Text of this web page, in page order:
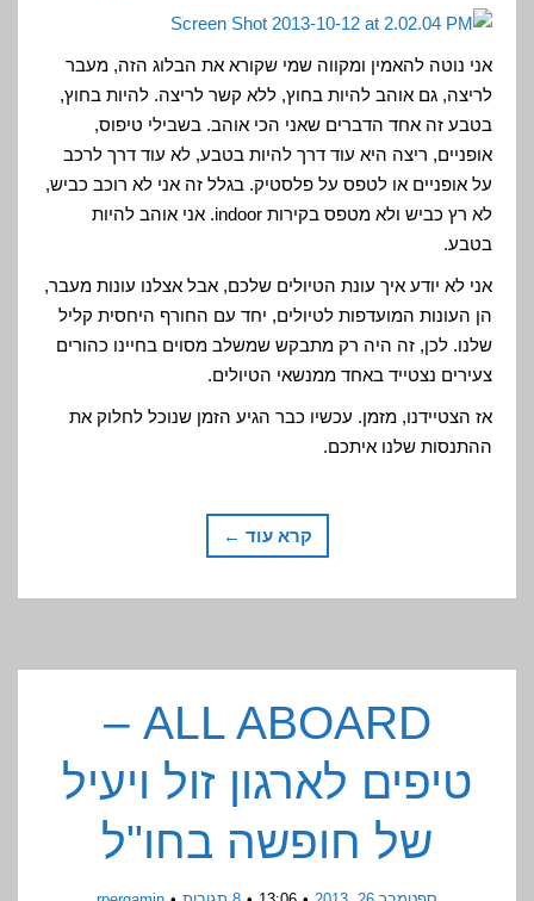
אני נוטה להאמין ומקווה שמי שקורא את הבלוג הזה, מעבר
לריצה, גם אוהב להיות בחוץ, ללא קשר לריצה. להיות בחוץ,
בטבע זה אחד הדברים שאני הכי אוהב. בשבילי טיפוס,
אופניים, ריצה היא עוד דרך להיות בטבע, לא עוד דרך לרכב
על אופניים או לטפס על פלסטיק. בגלל זה אני לא רוכב כביש,
לא רץ כביש ולא מטפס בקירות indoor. אני אוהב להיות
בטבע.
אני לא יודע איך עונת הטיולים שלכם, אבל אצלנו עונות מעבר,
הן העונות המועדפות לטיולים, יחד עם החורף היחסית קליל
שלנו. לכן, זה היה רק מתבקש שמשלב מסוים בחיינו כהורים
צעירים נצטייד באחד ממנשאי הטיולים.
אז הצטיידנו, מזמן. עכשיו כבר הגיע הזמן שנוכל לחלוק את
ההתנסות שלנו איתכם.
קרא עוד ←
ALL ABOARD –
טיפים לארגון זול ויעיל
של חופשה בחו"ל